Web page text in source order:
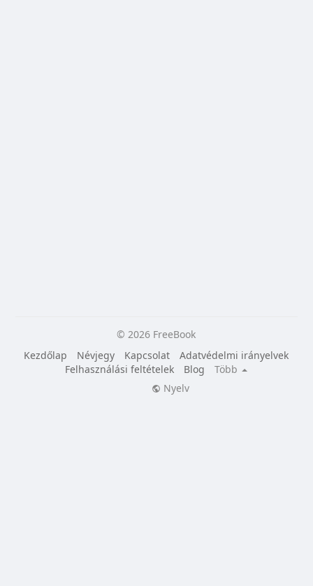
© 2026 FreeBook
Kezdőlap
Névjegy Kapcsolat
Adatvédelmi irányelvek
Felhasználási feltételek
Blog
Több
Nyelv